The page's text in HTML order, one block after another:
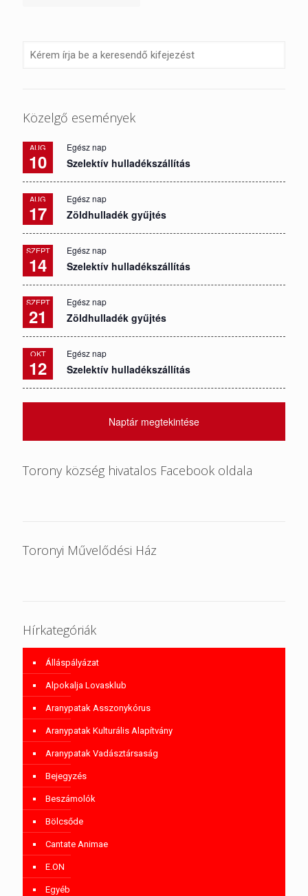
Közelgő események
AUG
10
Egész nap
Szelektív hulladékszállítás
AUG
17
Egész nap
Zöldhulladék gyűjtés
SZEPT
14
Egész nap
Szelektív hulladékszállítás
SZEPT
21
Egész nap
Zöldhulladék gyűjtés
OKT
12
Egész nap
Szelektív hulladékszállítás
Naptár megtekintése
Torony község hivatalos Facebook oldala
Toronyi Művelődési Ház
Hírkategóriák
Álláspályázat
Alpokalja Lovasklub
Aranypatak Asszonykórus
Aranypatak Kulturális Alapítvány
Aranypatak Vadásztársaság
Bejegyzés
Beszámolók
Bölcsőde
Cantate Animae
E.ON
Egyéb